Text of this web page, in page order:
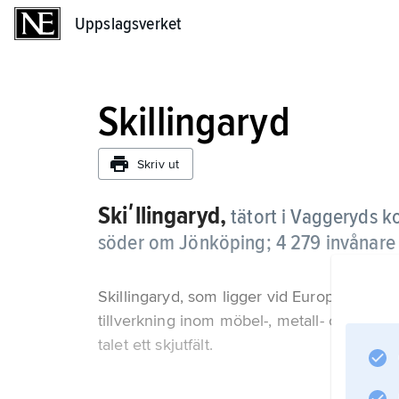
Uppslagsverket
Skillingaryd
Skriv ut
Skiʹllingaryd, tätort i Vaggeryds
söder om Jönköping; 4 279
Skillingaryd, som ligger vid Europaväg 4
tillverkning inom möbel-, metall- och
talet ett skjutfält.